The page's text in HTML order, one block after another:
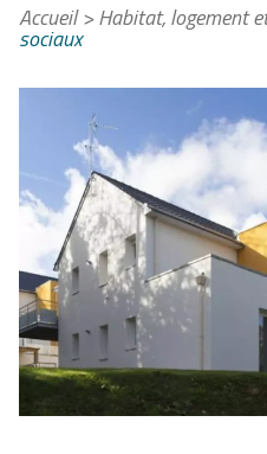
Accueil>Habitat, logement
sociaux